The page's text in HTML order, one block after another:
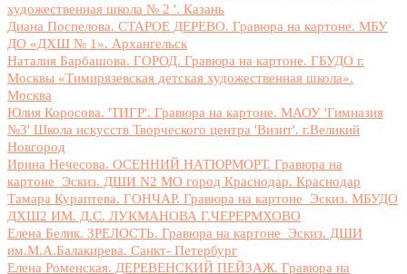
художественная школа № 2 '. Казань
Диана Поспелова. СТАРОЕ ДЕРЕВО. Гравюра на картоне. МБУ
ДО «ДХШ № 1». Архангельск
Наталия Барбашова. ГОРОД. Гравюра на картоне. ГБУДО г.
Москвы «Тимирязевская детская художественная школа».
Москва
Юлия Коросова. 'ТИГР'. Гравюра на картоне. МАОУ 'Гимназия
№3' Школа искусств Творческого центра 'Визит'. г.Великий
Новгород
Ирина Нечесова. ОСЕННИЙ НАТЮРМОРТ. Гравюра на
картоне_Эскиз. ДШИ N2 МО город Краснодар. Краснодар
Тамара Кураптева. ГОНЧАР. Гравюра на картоне_Эскиз. МБУДО
ДХШ2 ИМ. Д.С. ЛУКМАНОВА Г.ЧЕРЕРМХОВО
Елена Белик. ЗРЕЛОСТЬ. Гравюра на картоне_Эскиз. ДШИ
им.М.А.Балакирева. Санкт- Петербург
Елена Роменская. ДЕРЕВЕНСКИЙ ПЕЙЗАЖ. Гравюра на